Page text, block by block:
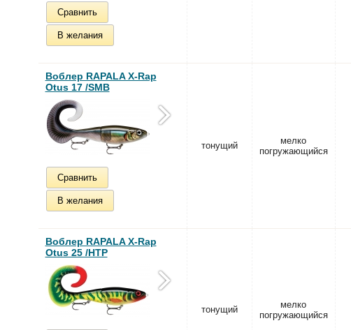
Сравнить
В желания
Воблер RAPALA X-Rap
Otus 17 /SMB
Сравнить
В желания
тонущий
мелко
погружающийся
Воблер RAPALA X-Rap
Otus 25 /HTP
тонущий
мелко
погружающийся